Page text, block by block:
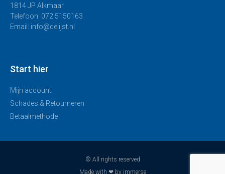
1814 JP Alkmaar
Telefoon: 072 5150163
Email: info@delijst.nl
Start hier
Mijn account
Schades & Retourneren
Betaalmethode
© All rights reserved
Made with ❤ by immerse